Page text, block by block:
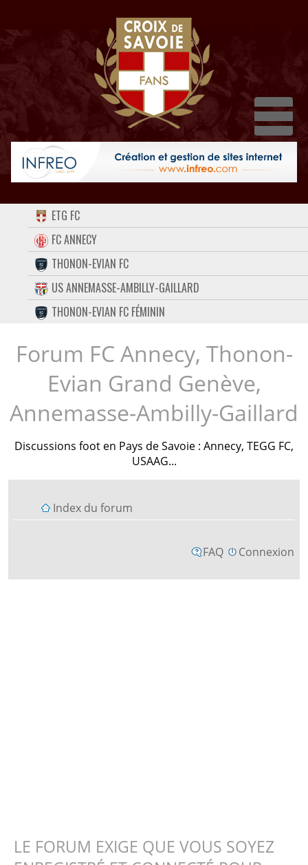
ACCUEIL
FORUM
CONTACT
FACEBOOK
TWITTER
INSTAGRAM
ETG FC
FC ANNECY
THONON-EVIAN FC
US ANNEMASSE-AMBILLY-GAILLARD
THONON-EVIAN FC FÉMININ
Forum FC Annecy, Thonon-
Evian Grand Genève,
Annemasse-Ambilly-Gaillard
Discussions foot en Pays de Savoie : Annecy, TEGG FC,
USAAG...
Index du forum
FAQ Connexion
LE FORUM EXIGE QUE VOUS SOYEZ